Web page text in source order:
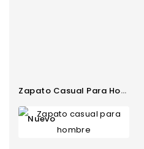
Zapato Casual Para Hombre
Nuevo